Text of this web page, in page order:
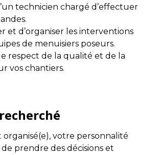
technicien chargé d’effectuer
et d’organiser les interventions
de menuisiers poseurs.
respect de la qualité et de la
vos chantiers.
organisé(e), votre personnalité
prendre des décisions et